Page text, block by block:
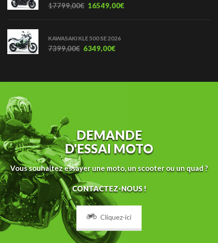
17799,00€ 16549,00€
KAWASAKI KLE 500 SE 2026
7399,00€ 6349,00€
DEMANDE
D'ESSAI MOTO
Vous souhaitez essayer une moto, un scooter ou un quad ?
CONTACTEZ-NOUS !
Cliquez-ici